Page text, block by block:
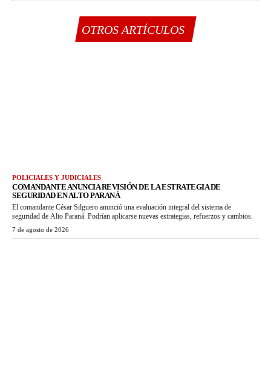
OTROS ARTÍCULOS
POLICIALES Y JUDICIALES
COMANDANTE ANUNCIA REVISIÓN DE LA ESTRATEGIA DE
SEGURIDAD EN ALTO PARANÁ
El comandante César Silguero anunció una evaluación integral del sistema de
seguridad de Alto Paraná. Podrían aplicarse nuevas estrategias, refuerzos y cambios.
7 de agosto de 2026